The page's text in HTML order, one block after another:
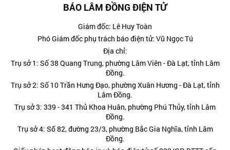
BÁO LÂM ĐỒNG ĐIỆN TỬ
Giám đốc: Lê Huy Toàn
Phó Giám đốc phụ trách báo điện tử: Vũ Ngọc Tú
Địa chỉ:
Trụ sở 1: Số 38 Quang Trung, phường Lâm Viên - Đà Lạt, tỉnh Lâm
Đồng.
Trụ sở 2: Số 10 Trần Hưng Đạo, phường Xuân Hương - Đà Lạt, tỉnh
Lâm Đồng.
Trụ sở 3: 339 - 341 Thủ Khoa Huân, phường Phú Thủy, tỉnh Lâm
Đồng.
Trụ sở 4: Số 82, đường 23/3, phường Bắc Gia Nghĩa, tỉnh Lâm
Đồng.